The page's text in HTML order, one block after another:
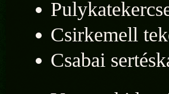
Csirkemell
Csabai